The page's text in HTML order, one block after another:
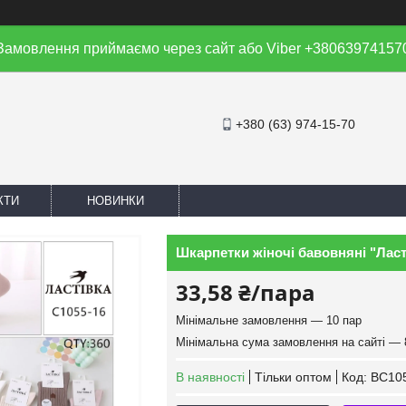
приймаємо через сайт або Viber
+380 (63) 974-15-70
НОВИНКИ
Шкарпетки жіночі бавовняні
33,58 ₴/пара
Мінімальне замовлення — 10 пар
Мінімальна сума замовлення на сайті —
В наявності Тільки оптом Код: